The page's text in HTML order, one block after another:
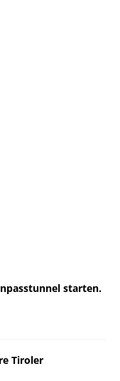
starten.
Tiroler